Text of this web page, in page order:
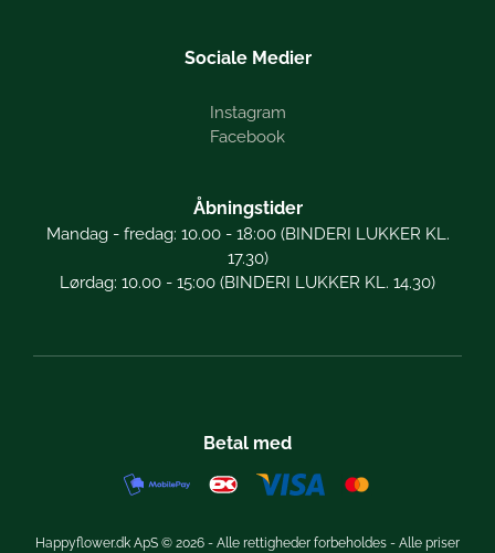
Sociale Medier
Instagram
Facebook
Åbningstider
Mandag - fredag: 10.00 - 18:00 (BINDERI LUKKER KL.
17.30)
Lørdag: 10.00 - 15:00 (BINDERI LUKKER KL. 14.30)
Betal med
Happyflower.dk ApS © 2026 - Alle rettigheder forbeholdes - Alle priser